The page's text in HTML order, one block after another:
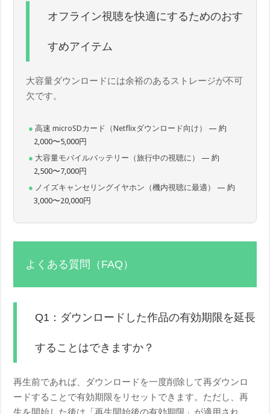
オフライン視聴を快適にするためのおす
すめアイテム
大容量ダウンロードには余裕のあるストレージが不可
欠です。
高速 microSDカード（Netflixダウンロード向け）
— 約
2,000〜5,000円
大容量モバイルバッテリー（旅行中の視聴に）
— 約
2,500〜7,000円
ノイズキャンセリングイヤホン（機内視聴に最適）
— 約
3,000〜20,000円
よくある質問（FAQ）
Q1：ダウンロードした作品の有効期限を延長
することはできますか？
再生前であれば、ダウンロードを一度削除して再ダウンロ
ードすることで有効期限をリセットできます。ただし、再